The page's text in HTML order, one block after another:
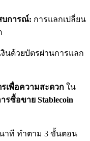
ถึงข้อมูลการค้า ฯลฯ
บการณ์: การแลกเปลี่ยน
งินด้วยบัตรผ่านการแลก
เพื่อความสะดวก ใน
รซื้อขาย Stablecoin
นาที ทำตาม 3 ขั้นตอน